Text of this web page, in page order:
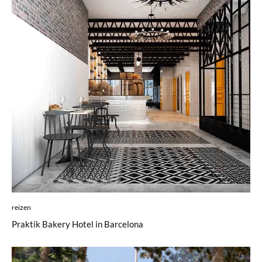
reizen
Praktik Bakery Hotel in Barcelona